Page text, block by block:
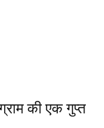
की एक गुप्त